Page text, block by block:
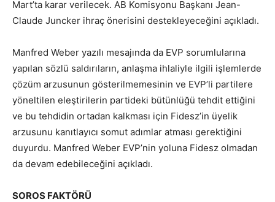
Mart’ta karar verilecek. AB Komisyonu Başkanı Jean-
Claude Juncker ihraç önerisini destekleyeceğini açıkladı.
Manfred Weber yazılı mesajında da EVP sorumlularına
yapılan sözlü saldırıların, anlaşma ihlaliyle ilgili işlemlerde
çözüm arzusunun gösterilmemesinin ve EVP’li partilere
yöneltilen eleştirilerin partideki bütünlüğü tehdit ettiğini
ve bu tehdidin ortadan kalkması için Fidesz’in üyelik
arzusunu kanıtlayıcı somut adımlar atması gerektiğini
duyurdu. Manfred Weber EVP’nin yoluna Fidesz olmadan
da devam edebileceğini açıkladı.
SOROS FAKTÖRÜ